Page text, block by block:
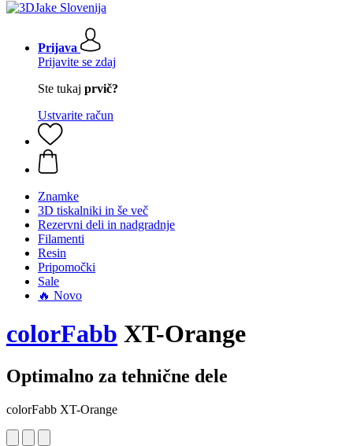
Prijava
Prijavite se zdaj
Ste tukaj prvič?
Ustvarite račun
Znamke
3D tiskalniki in še več
Rezervni deli in nadgradnje
Filamenti
Resin
Pripomočki
Sale
🔥 Novo
colorFabb XT-Orange
Optimalno za tehnične dele
colorFabb XT-Orange